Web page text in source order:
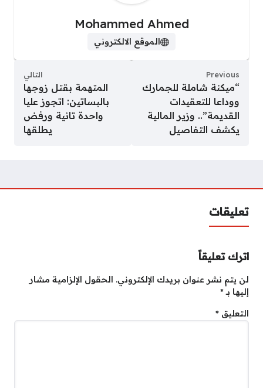
Mohammed Ahmed
الموقع الالكتروني
Previous
“ميكنة شاملة للجمارك
ووداعا للتعقيدات
القديمة”.. وزير المالية
يكشف التفاصيل
التالي
المتهمة بقتل زوجها
بالبساتين: اتجوز عليا
واحدة تانية ورفض
يطلقها
تعليقات
اترك تعليقاً
لن يتم نشر عنوان بريدك الإلكتروني. الحقول الإلزامية مشار
إليها بـ*
التعليق *